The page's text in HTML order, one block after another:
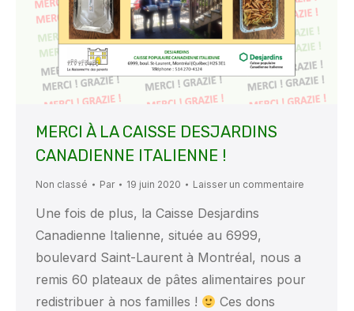
MERCI À LA CAISSE DESJARDINS
CANADIENNE ITALIENNE !
Non classé Par 19 juin 2020 Laisser un commentaire
Une fois de plus, la Caisse Desjardins
Canadienne Italienne, située au 6999,
boulevard Saint-Laurent à Montréal, nous a
remis 60 plateaux de pâtes alimentaires pour
redistribuer à nos familles !
Ces dons